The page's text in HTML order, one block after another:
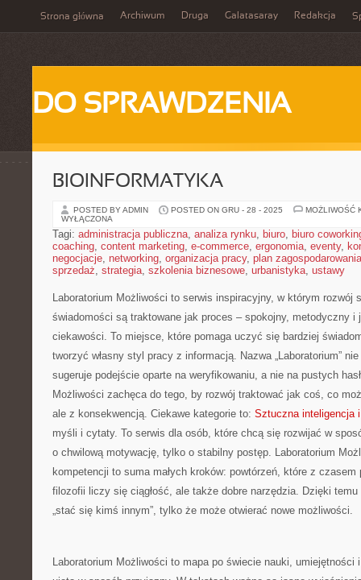
Strona główna Archiwum Druga Galatasaray Redakcja
DO SPRAWDZENIA
BIOINFORMATYKA
POSTED BY ADMIN POSTED ON GRU - 28 - 2025
MOŻLIWOŚĆ
WYŁĄCZONA
Tagi: administracja publiczna, analiza rynku, biuro, biuro
coaching, content marketing, e-commerce, ergonomia, eventy,
negocjacje, networking, organizacja pracy, plan zagospodarowania
sprzedaż, strategia, szkolenia biznesowe, urbanistyka, ustawy
Laboratorium Możliwości to serwis inspiracyjny, w którym rozwój
świadomości są traktowane jak proces – spokojny, metodyczny i
ciekawości. To miejsce, które pomaga uczyć się bardziej
tworzyć własny styl pracy z informacją. Nazwa „Laboratorium”
sugeruje podejście oparte na weryfikowaniu, a nie na pustych
Możliwości zachęca do tego, by rozwój traktować jak coś, co
ale z konsekwencją. Ciekawe kategorie to: Sztuczna inteligencja
myśli i cytaty. To serwis dla osób, które chcą się rozwijać w
o chwilową motywację, tylko o stabilny postęp. Laboratorium
kompetencji to suma małych kroków: powtórzeń, które z
filozofii liczy się ciągłość, ale także dobre narzędzia. Dzięki
„stać się kimś innym”, tylko że może otwierać nowe możliwości.
Laboratorium Możliwości to mapa po świecie nauki, umiejętności